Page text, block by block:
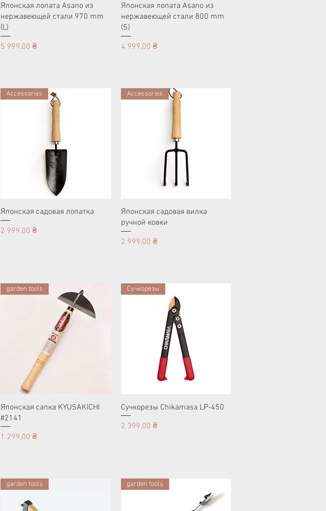
Японская лопата Asano из
нержавеющей стали 970 mm
(L)
Цена
5 999,00 ₴
Японская лопата Asano из
нержавеющей стали 800 mm
(S)
Цена
4 999,00 ₴
Accessories
Японская садовая лопатка
Цена
2 999,00 ₴
Accessories
Японская садовая вилка
ручной ковки
Цена
2 999,00 ₴
garden tools
Японская сапка KYUSAKICHI
#2141
Цена
1 299,00 ₴
Сучкорезы
Сучкорезы Chikamasa LP-450
Цена
2 399,00 ₴
garden tools garden tools